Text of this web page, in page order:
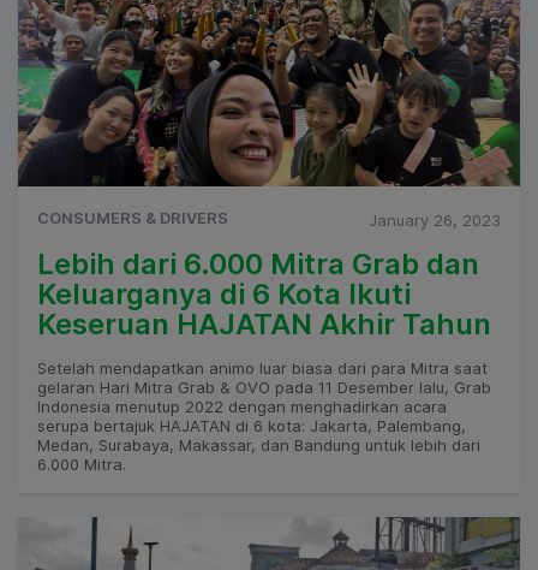
CONSUMERS & DRIVERS January 26, 2023
Lebih dari 6.000 Mitra Grab dan
Keluarganya di 6 Kota Ikuti
Keseruan HAJATAN Akhir Tahun
Setelah mendapatkan animo luar biasa dari para Mitra saat
gelaran Hari Mitra Grab & OVO pada 11 Desember lalu, Grab
Indonesia menutup 2022 dengan menghadirkan acara
serupa bertajuk HAJATAN di 6 kota: Jakarta, Palembang,
Medan, Surabaya, Makassar, dan Bandung untuk lebih dari
6.000 Mitra.